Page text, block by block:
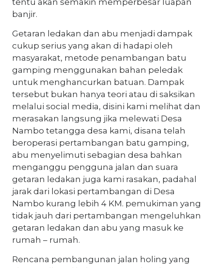
tentu akan semakin memperbesar luapan
banjir.
Getaran ledakan dan abu menjadi dampak
cukup serius yang akan di hadapi oleh
masyarakat, metode penambangan batu
gamping menggunakan bahan peledak
untuk menghancurkan batuan. Dampak
tersebut bukan hanya teori atau di saksikan
melalui social media, disini kami melihat dan
merasakan langsung jika melewati Desa
Nambo tetangga desa kami, disana telah
beroperasi pertambangan batu gamping,
abu menyelimuti sebagian desa bahkan
menganggu pengguna jalan dan suara
getaran ledakan juga kami rasakan, padahal
jarak dari lokasi pertambangan di Desa
Nambo kurang lebih 4 KM. pemukiman yang
tidak jauh dari pertambangan mengeluhkan
getaran ledakan dan abu yang masuk ke
rumah – rumah.
Rencana pembangunan jalan holing yang